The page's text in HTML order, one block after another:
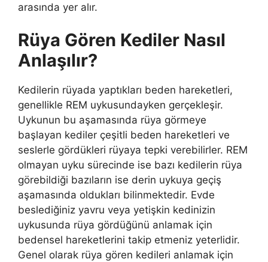
arasında yer alır.
Rüya Gören Kediler Nasıl
Anlaşılır?
Kedilerin rüyada yaptıkları beden hareketleri,
genellikle REM uykusundayken gerçekleşir.
Uykunun bu aşamasında rüya görmeye
başlayan kediler çeşitli beden hareketleri ve
seslerle gördükleri rüyaya tepki verebilirler. REM
olmayan uyku sürecinde ise bazı kedilerin rüya
görebildiği bazıların ise derin uykuya geçiş
aşamasında oldukları bilinmektedir. Evde
beslediğiniz yavru veya yetişkin kedinizin
uykusunda rüya gördüğünü anlamak için
bedensel hareketlerini takip etmeniz yeterlidir.
Genel olarak rüya gören kedileri anlamak için